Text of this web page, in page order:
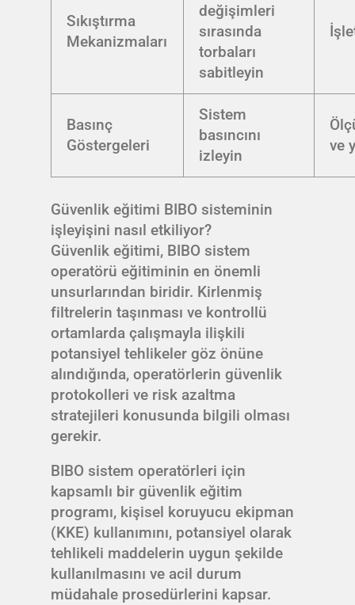
Sıkıştırma
Mekanizmaları
değişimleri
sırasında
torbaları
sabitleyin
Basınç
Göstergeleri
Sistem
basıncını
izleyin
ve
Güvenlik eğitimi BIBO sisteminin
işleyişini nasıl etkiliyor?
Güvenlik eğitimi, BIBO sistem
operatörü eğitiminin en önemli
unsurlarından biridir. Kirlenmiş
filtrelerin taşınması ve kontrollü
ortamlarda çalışmayla ilişkili
potansiyel tehlikeler göz önüne
alındığında, operatörlerin güvenlik
protokolleri ve risk azaltma
stratejileri konusunda bilgili olması
gerekir.
BIBO sistem operatörleri için
kapsamlı bir güvenlik eğitim
programı, kişisel koruyucu ekipman
(KKE) kullanımını, potansiyel olarak
tehlikeli maddelerin uygun şekilde
kullanılmasını ve acil durum
müdahale prosedürlerini kapsar.